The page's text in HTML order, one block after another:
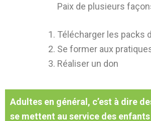
Paix de plusieurs
Télécharger les packs
Se former aux
Réaliser un don
Adultes en général, c’est à dire
se mettent au service des